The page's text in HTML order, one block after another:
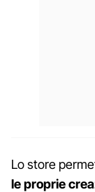
Lo store
le proprie